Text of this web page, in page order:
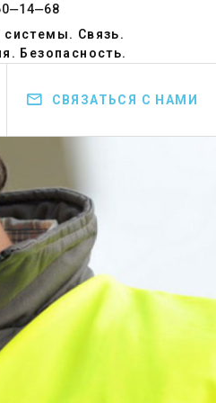
Связь.
Безопасность.
СВЯЗАТЬСЯ С НАМИ